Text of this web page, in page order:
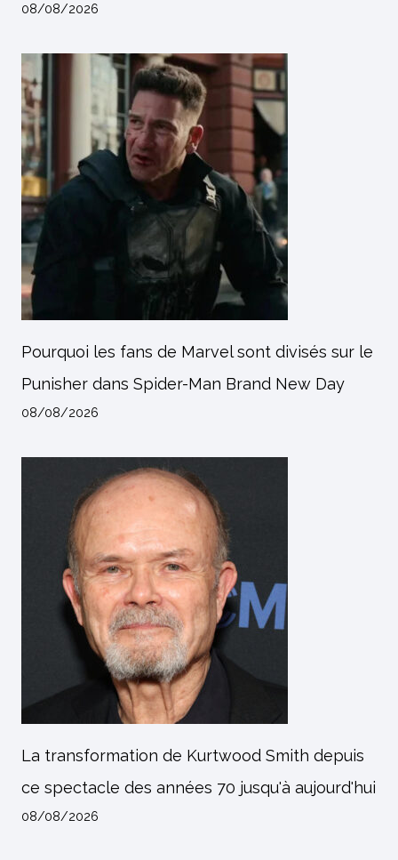
08/08/2026
Pourquoi les fans de Marvel sont divisés sur le
Punisher dans Spider-Man Brand New Day
08/08/2026
La transformation de Kurtwood Smith depuis
ce spectacle des années 70 jusqu'à aujourd'hui
08/08/2026